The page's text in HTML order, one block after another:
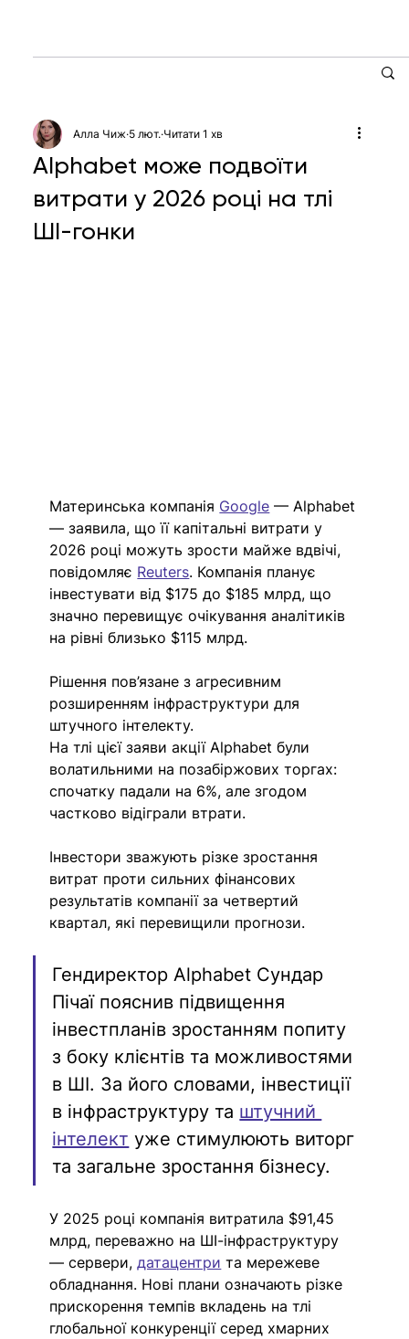
Alphabet може подвоїти
витрати у 2026 році на тлі
ШІ-гонки
Алла Чиж 5 лют. Читати 1 хв
Материнська компанія Google — Alphabet
— заявила, що її капітальні витрати у
2026 році можуть зрости майже вдвічі,
повідомляє Reuters. Компанія планує
інвестувати від $175 до $185 млрд, що
значно перевищує очікування аналітиків
на рівні близько $115 млрд.
Рішення пов’язане з агресивним
розширенням інфраструктури для
штучного інтелекту.
На тлі цієї заяви акції Alphabet були
волатильними на позабіржових торгах:
спочатку падали на 6%, але згодом
частково відіграли втрати.
Інвестори зважують різке зростання
витрат проти сильних фінансових
результатів компанії за четвертий
квартал, які перевищили прогнози.
Гендиректор Alphabet Сундар
Пічаї пояснив підвищення
інвестпланів зростанням попиту
з боку клієнтів та можливостями
в ШІ. За його словами, інвестиції
в інфраструктуру та штучний
інтелект уже стимулюють виторг
та загальне зростання бізнесу.
У 2025 році компанія витратила $91,45
млрд, переважно на ШІ-інфраструктуру
— сервери, датацентри та мережеве
обладнання. Нові плани означають різке
прискорення темпів вкладень на тлі
глобальної конкуренції серед хмарних